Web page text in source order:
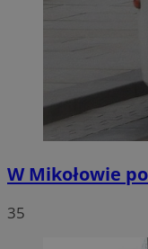
W Mikołowie
35